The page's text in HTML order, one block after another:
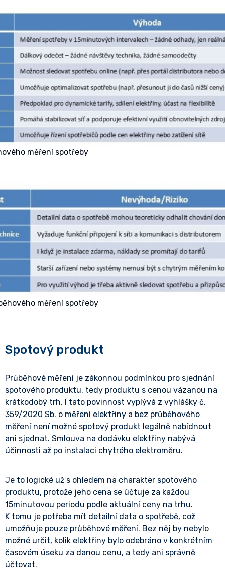
měření spotřeby
měření spotřeby
Spotový produkt
Průběhové měření je zákonnou podmínkou pro sjednání
spotového produktu, tedy produktu s cenou vázanou na
krátkodobý trh. I tato povinnost vyplývá z vyhlášky č.
359/2020 Sb. o měření elektřiny a bez průběhového
měření není možné spotový produkt legálně nabídnout
ani sjednat. Smlouva na dodávku elektřiny nabývá
účinnosti až po instalaci chytrého elektroměru.
Je to logické už s ohledem na charakter spotového
produktu, protože jeho cena se účtuje za každou
15minutovou periodu podle aktuální ceny na trhu.
K tomu je potřeba mít detailní data o spotřebě, což
umožňuje pouze průběhové měření. Bez něj by nebylo
možné určit, kolik elektřiny bylo odebráno v konkrétním
časovém úseku za danou cenu, a tedy ani správně
účtovat.